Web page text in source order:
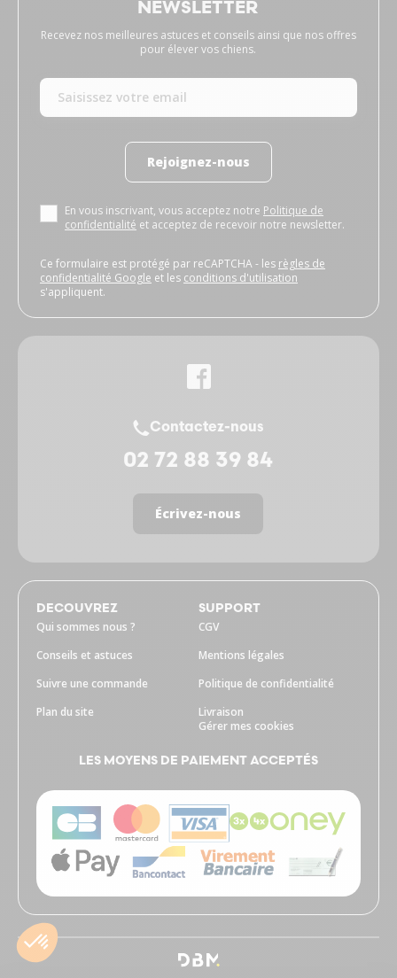
NEWSLETTER
Recevez nos meilleures astuces et conseils ainsi que nos offres
pour élever vos chiens.
Rejoignez-nous
En vous inscrivant, vous acceptez notre Politique de
confidentialité et acceptez de recevoir notre newsletter.
Ce formulaire est protégé par reCAPTCHA - les règles de
confidentialité Google et les conditions d'utilisation
s'appliquent.
Contactez-nous
02 72 88 39 84
Écrivez-nous
DECOUVREZ
Qui sommes nous ?
Conseils et astuces
Suivre une commande
Plan du site
SUPPORT
CGV
Mentions légales
Politique de confidentialité
Livraison
Gérer mes cookies
LES MOYENS DE PAIEMENT ACCEPTÉS